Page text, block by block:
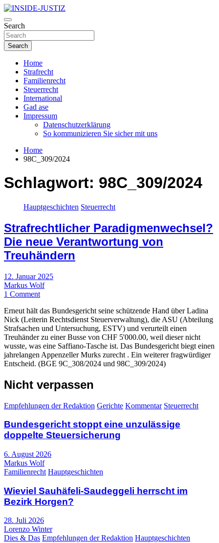
Skip
to
content
INSIDE-JUSTIZ
Investigativer Journalismus zur Dritten Gewalt
Search
Search
Home
Strafrecht
Familienrecht
Steuerrecht
International
Gad ase
Impressum
Datenschutzerklärung
So kommunizieren Sie sicher mit uns
Home
98C_309/2024
Schlagwort: 98C_309/2024
Hauptgeschichten Steuerrecht
Strafrechtlicher Paradigmenwechsel?
Die neue Verantwortung von
Treuhändern
12. Januar 2025
Markus Wolf
1 Comment
Erneut hält das Bundesgericht seine schützende Hand über Ladina
Nick (Leiterin Rechtsdienst Steuerverwaltung), die ASU (Abteilung
Strafsachen und Untersuchung, ESTV) und verurteilt einen
Treuhänder zu einer Busse von CHF 5'000.00, weil dieser nicht
wusste, was eine Saffiano-Tasche ist. Das Bundesgericht biegt einen
jahrelangen Appenzeller Murks zurecht . Ein weiterer fragwürdiger
Entscheid. (BGE 9C_308/2024 und 98C_309/2024)
Nicht verpassen
Empfehlungen der Redaktion Gerichte Kommentar Steuerrecht
Bundesgericht stoppt eine unzulässige
doppelte Steuersicherung
6. August 2026
Markus Wolf
Familienrecht Hauptgeschichten
Wieviel Sauhäfeli-Saudeggeli herrscht im
Bezirk Horgen?
28. Juli 2026
Lorenzo Winter
Dies & Das Empfehlungen der Redaktion Hauptgeschichten